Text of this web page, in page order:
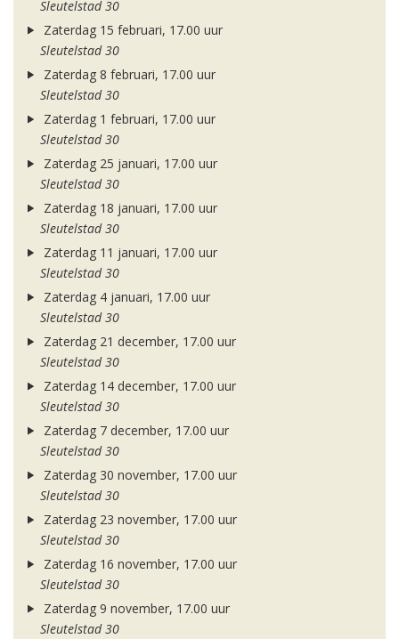
Sleutelstad 30
Zaterdag 15 februari, 17.00 uur
Sleutelstad 30
Zaterdag 8 februari, 17.00 uur
Sleutelstad 30
Zaterdag 1 februari, 17.00 uur
Sleutelstad 30
Zaterdag 25 januari, 17.00 uur
Sleutelstad 30
Zaterdag 18 januari, 17.00 uur
Sleutelstad 30
Zaterdag 11 januari, 17.00 uur
Sleutelstad 30
Zaterdag 4 januari, 17.00 uur
Sleutelstad 30
Zaterdag 21 december, 17.00 uur
Sleutelstad 30
Zaterdag 14 december, 17.00 uur
Sleutelstad 30
Zaterdag 7 december, 17.00 uur
Sleutelstad 30
Zaterdag 30 november, 17.00 uur
Sleutelstad 30
Zaterdag 23 november, 17.00 uur
Sleutelstad 30
Zaterdag 16 november, 17.00 uur
Sleutelstad 30
Zaterdag 9 november, 17.00 uur
Sleutelstad 30